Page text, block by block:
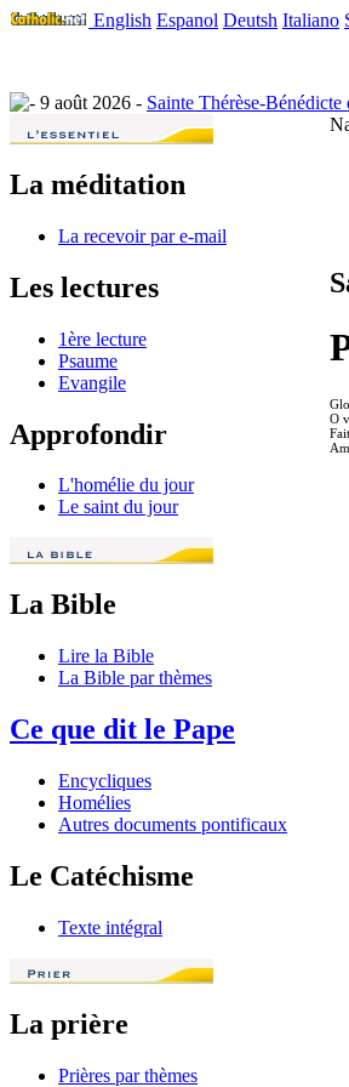
English Espanol Deutsh Italiano
9 août 2026 - Sainte Thérèse-
La méditation
La recevoir par e-mail
Les lectures
1ère lecture
Psaume
Evangile
Approfondir
L'homélie du jour
Le saint du jour
La Bible
Lire la Bible
La Bible par thèmes
Ce que dit le Pape
Encycliques
Homélies
Autres documents pontificaux
Le Catéchisme
Texte intégral
La prière
Prières par thèmes
O